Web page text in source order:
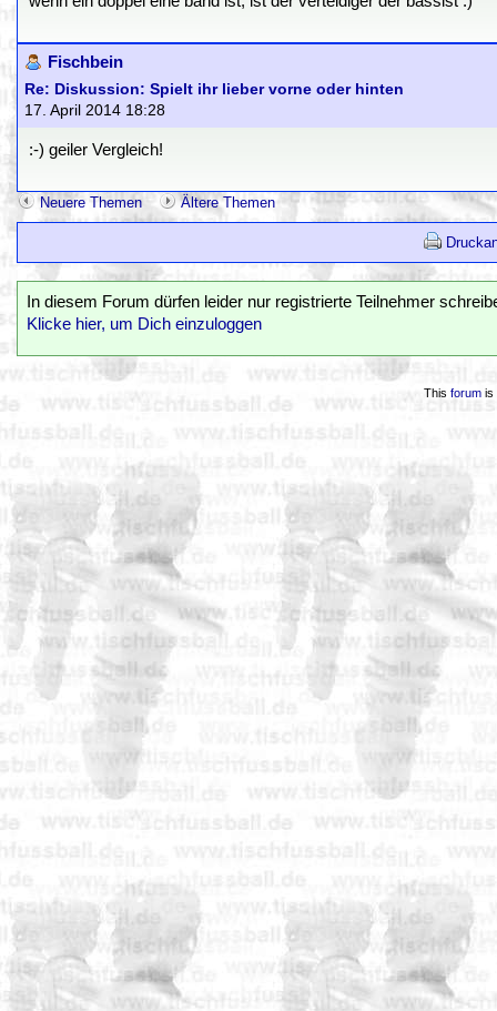
Fischbein
Re: Diskussion: Spielt ihr lieber vorne oder hinten
17. April 2014 18:28
:-) geiler Vergleich!
Neuere Themen Ältere Themen
In diesem Forum dürfen leider nur registrierte Teilnehmer
Klicke hier, um Dich einzuloggen
This forumis